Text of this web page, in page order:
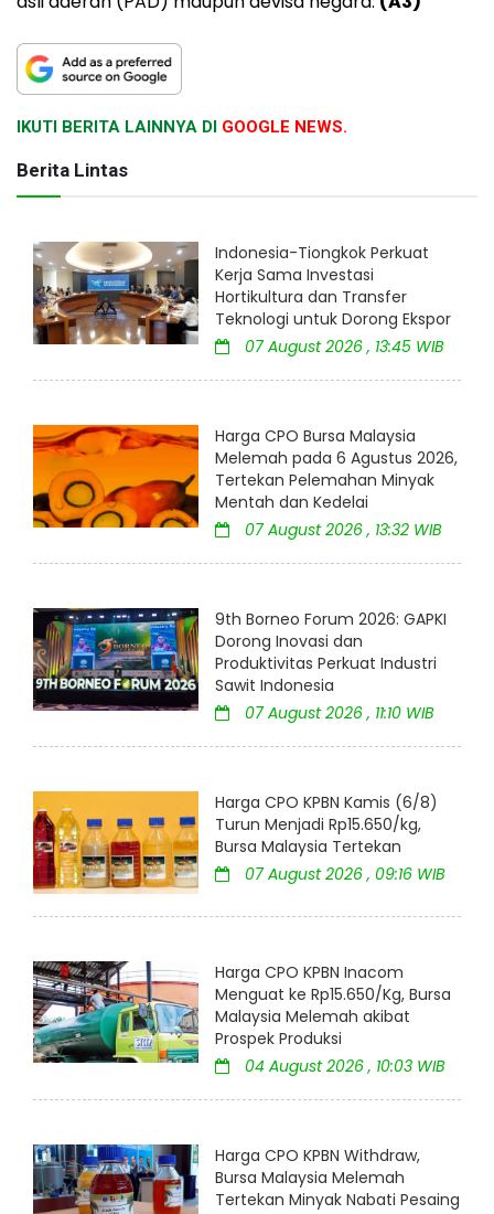
IKUTI BERITA LAINNYA DI GOOGLE NEWS.
Berita Lintas
Indonesia-Tiongkok Perkuat
Kerja Sama Investasi
Hortikultura dan Transfer
Teknologi untuk Dorong Ekspor
07 August 2026 , 13:45 WIB
Harga CPO Bursa Malaysia
Melemah pada 6 Agustus 2026,
Tertekan Pelemahan Minyak
Mentah dan Kedelai
07 August 2026 , 13:32 WIB
9th Borneo Forum 2026: GAPKI
Dorong Inovasi dan
Produktivitas Perkuat Industri
Sawit Indonesia
07 August 2026 , 11:10 WIB
Harga CPO KPBN Kamis (6/8)
Turun Menjadi Rp15.650/kg,
Bursa Malaysia Tertekan
07 August 2026 , 09:16 WIB
Harga CPO KPBN Inacom
Menguat ke Rp15.650/Kg, Bursa
Malaysia Melemah akibat
Prospek Produksi
04 August 2026 , 10:03 WIB
Harga CPO KPBN Withdraw,
Bursa Malaysia Melemah
Tertekan Minyak Nabati Pesaing